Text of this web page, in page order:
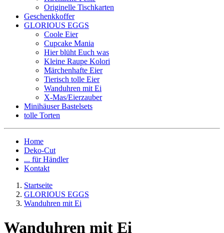
Originelle Tischkarten
Geschenkkoffer
GLORIOUS EGGS
Coole Eier
Cupcake Mania
Hier blüht Euch was
Kleine Raupe Kolori
Märchenhafte Eier
Tierisch tolle Eier
Wanduhren mit Ei
X-Mas/Eierzauber
Minihäuser Bastelsets
tolle Torten
Home
Deko-Cut
... für Händler
Kontakt
Startseite
GLORIOUS EGGS
Wanduhren mit Ei
Wanduhren mit Ei